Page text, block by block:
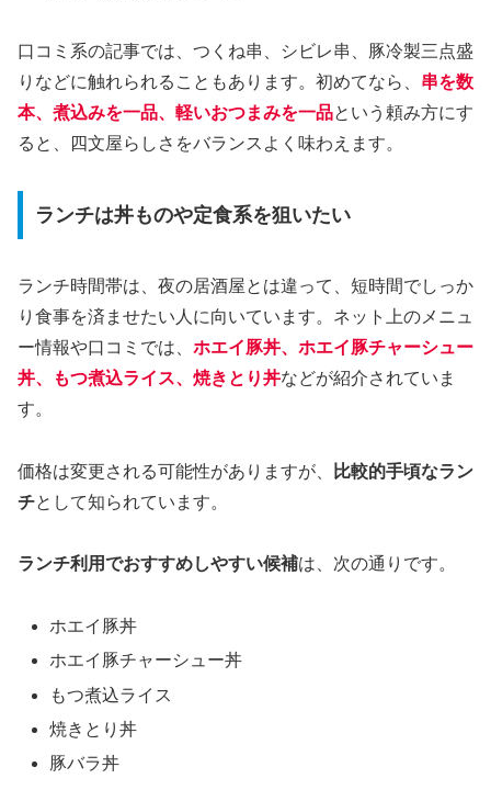
口コミ系の記事では、つくね串、シビレ串、豚冷製三点盛
りなどに触れられることもあります。初めてなら、 串を数
本、煮込みを一品、軽いおつまみを一品という頼み方にす
ると、四文屋らしさをバランスよく味わえます。
ランチは丼ものや定食系を狙いたい
ランチ時間帯は、夜の居酒屋とは違って、短時間でしっか
り食事を済ませたい人に向いています。ネット上のメニュ
ー情報や口コミでは、 ホエイ豚丼、ホエイ豚チャーシュー
丼、もつ煮込ライス、焼きとり丼などが紹介されていま
す。
価格は変更される可能性がありますが、
比較的手頃なラン
チとして知られています。
ランチ利用でおすすめしやすい候補は、次の通りです。
ホエイ豚丼
ホエイ豚チャーシュー丼
もつ煮込ライス
焼きとり丼
豚バラ丼